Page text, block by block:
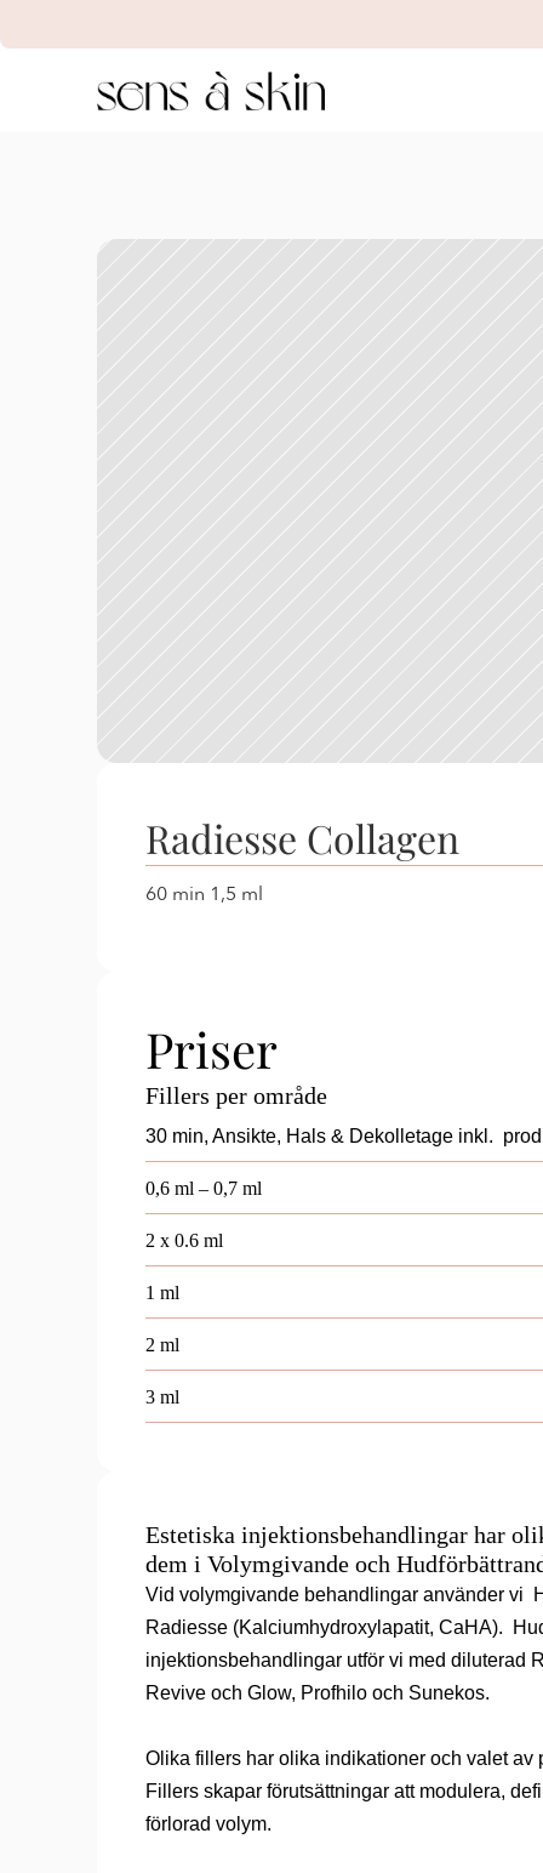
Radiesse Collagen
60 min 1,5 ml
Priser
Fillers per område
30 min, Ansikte, Hals & Dekolletage inkl.
0,6 ml – 0,7 ml
2 x 0.6 ml
1 ml
2 ml
3 ml
Estetiska injektionsbehandlingar har
dem i Volymgivande och
Vid volymgivande behandlingar använder vi
Radiesse (Kalciumhydroxylapatit, CaHA).
injektionsbehandlingar utför vi med diluterad
Revive och Glow, Profhilo och Sunekos.
Olika fillers har olika indikationer och valet av
Fillers skapar förutsättningar att modulera,
förlorad volym.